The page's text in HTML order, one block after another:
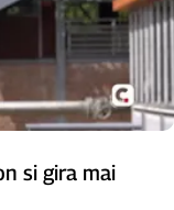
si gira mai